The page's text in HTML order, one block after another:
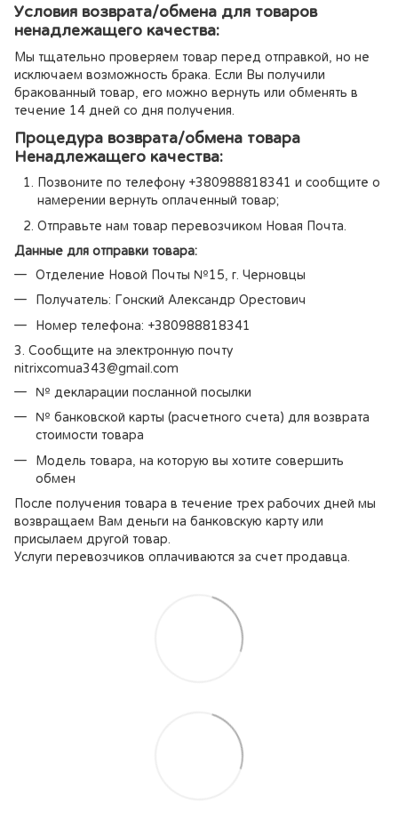
Условия возврата/обмена для товаров
ненадлежащего качества:
Мы тщательно проверяем товар перед отправкой, но не
исключаем возможность брака. Если Вы получили
бракованный товар, его можно вернуть или обменять в
течение 14 дней со дня получения.
Процедура возврата/обмена товара
Ненадлежащего качества:
Позвоните по телефону +380988818341 и сообщите о
намерении вернуть оплаченный товар;
Отправьте нам товар перевозчиком Новая Почта.
Данные для отправки товара:
Отделение Новой Почты №15, г. Черновцы
Получатель: Гонский Александр Орестович
Номер телефона: +380988818341
3. Сообщите на электронную почту
nitrixcomua343@gmail.com
№ декларации посланной посылки
№ банковской карты (расчетного счета) для возврата
стоимости товара
Модель товара, на которую вы хотите совершить
обмен
После получения товара в течение трех рабочих дней мы
возвращаем Вам деньги на банковскую карту или
присылаем другой товар.
Услуги перевозчиков оплачиваются за счет продавца.